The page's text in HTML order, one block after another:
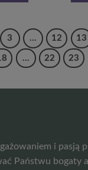
3 … 12 13
… 22 23
i pasją
Państwu bogaty